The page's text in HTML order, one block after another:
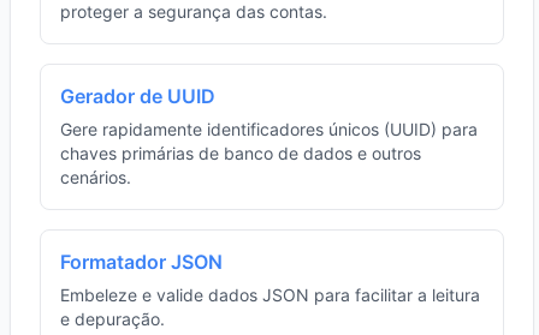
proteger a segurança das contas.
Gerador de UUID
Gere rapidamente identificadores únicos (UUID) para
chaves primárias de banco de dados e outros
cenários.
Formatador JSON
Embeleze e valide dados JSON para facilitar a leitura
e depuração.